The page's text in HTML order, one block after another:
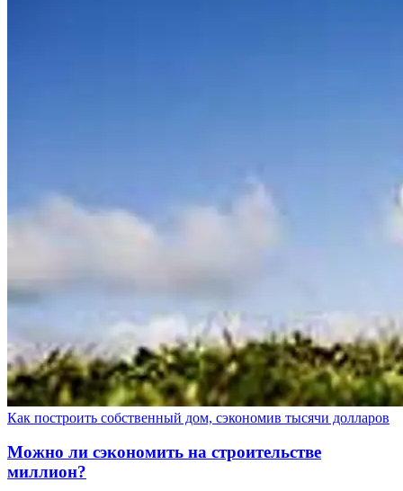
Как построить собственный дом, сэкономив тысячи долларов
Можно ли сэкономить на строительстве
миллион?